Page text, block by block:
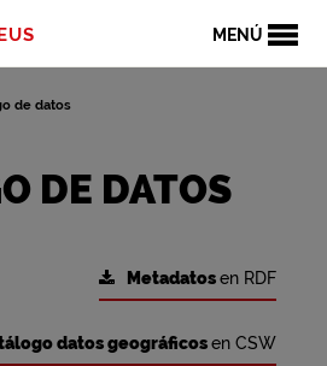
MENÚ
de datos
DE DATOS
Metadatosen RDF
datos geográficosen CSW